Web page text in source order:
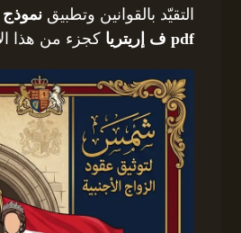
التقيّد بالقوانين وتطبيق
pdf ف إريتريا
كجزء من هذا